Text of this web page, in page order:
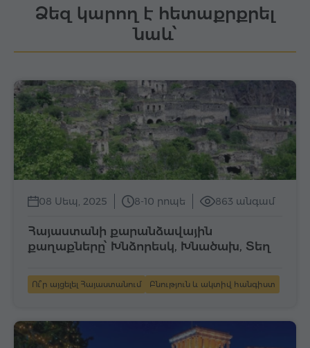
Ձեզ կարող է հետաքրքրել
նաև՝
08 Սեպ, 2025 8-10 րոպե 863 անգամ
Հայաստանի քարանձավային
քաղաքները՝ Խնձորեսկ, Խնածախ, Տեղ
Ու՞ր այցելել Հայաստանում Բնություն և ակտիվ հանգիստ